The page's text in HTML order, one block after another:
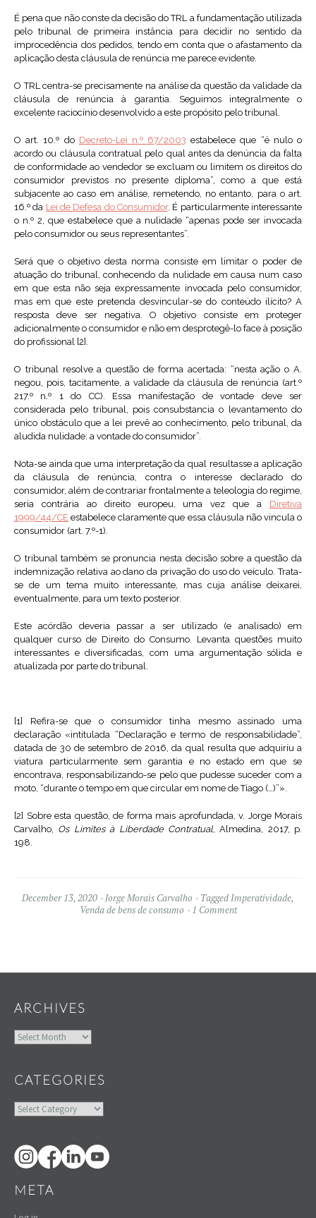
É pena que não conste da decisão do TRL a fundamentação utilizada
pelo tribunal de primeira instância para decidir no sentido da
improcedência dos pedidos, tendo em conta que o afastamento da
aplicação desta cláusula de renúncia me parece evidente.
O TRL centra-se precisamente na análise da questão da validade da
cláusula de renúncia à garantia. Seguimos integralmente o
excelente raciocínio desenvolvido a este propósito pelo tribunal.
O art. 10.º do Decreto-Lei n.º 67/2003 estabelece que “é nulo o
acordo ou cláusula contratual pelo qual antes da denúncia da falta
de conformidade ao vendedor se excluam ou limitem os direitos do
consumidor previstos no presente diploma”, como a que está
subjacente ao caso em análise, remetendo, no entanto, para o art.
16.º da Lei de Defesa do Consumidor. É particularmente interessante
o n.º 2, que estabelece que a nulidade “apenas pode ser invocada
pelo consumidor ou seus representantes”.
Será que o objetivo desta norma consiste em limitar o poder de
atuação do tribunal, conhecendo da nulidade em causa num caso
em que esta não seja expressamente invocada pelo consumidor,
mas em que este pretenda desvincular-se do conteúdo ilícito? A
resposta deve ser negativa. O objetivo consiste em proteger
adicionalmente o consumidor e não em desprotegê-lo face à posição
do profissional [2].
O tribunal resolve a questão de forma acertada: “nesta ação o A.
negou, pois, tacitamente, a validade da cláusula de renúncia (art.º
217.º n.º 1 do CC). Essa manifestação de vontade deve ser
considerada pelo tribunal, pois consubstancia o levantamento do
único obstáculo que a lei prevê ao conhecimento, pelo tribunal, da
aludida nulidade: a vontade do consumidor”.
Nota-se ainda que uma interpretação da qual resultasse a aplicação
da cláusula de renúncia, contra o interesse declarado do
consumidor, além de contrariar frontalmente a teleologia do regime,
seria contrária ao direito europeu, uma vez que a Diretiva
1999/44/CE estabelece claramente que essa cláusula não vincula o
consumidor (art. 7.º-1).
O tribunal também se pronuncia nesta decisão sobre a questão da
indemnização relativa ao dano da privação do uso do veículo. Trata-
se de um tema muito interessante, mas cuja análise deixarei,
eventualmente, para um texto posterior.
Este acórdão deveria passar a ser utilizado (e analisado) em
qualquer curso de Direito do Consumo. Levanta questões muito
interessantes e diversificadas, com uma argumentação sólida e
atualizada por parte do tribunal.
[1] Refira-se que o consumidor tinha mesmo assinado uma
declaração «intitulada “Declaração e termo de responsabilidade”,
datada de 30 de setembro de 2016, da qual resulta que adquiriu a
viatura particularmente sem garantia e no estado em que se
encontrava, responsabilizando-se pelo que pudesse suceder com a
moto, “durante o tempo em que circular em nome de Tiago (…)”».
[2] Sobre esta questão, de forma mais aprofundada, v. Jorge Morais
Carvalho, Os Limites à Liberdade Contratual, Almedina, 2017, p.
198.
December 13, 2020 Jorge Morais Carvalho TaggedImperatividade,
Venda de bens de consumo
1 Comment
ARCHIVES
Archives
CATEGORIES
Categories
META